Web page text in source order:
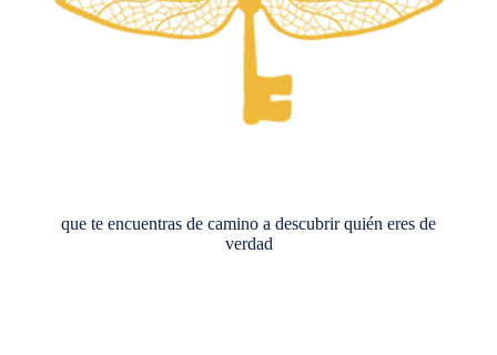
que te encuentras de camino a descubrir quién eres de
verdad